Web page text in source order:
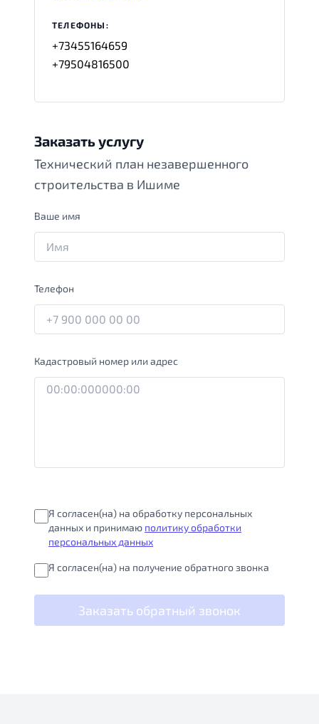
ТЕЛЕФОНЫ:
+73455164659
+79504816500
Заказать услугу
Технический план незавершенного
строительства в Ишиме
Ваше имя
Телефон
Кадастровый номер или адрес
Я согласен(на) на обработку персональных
данных и принимаю политику обработки
персональных данных
Я согласен(на) на получение обратного звонка
Заказать обратный звонок